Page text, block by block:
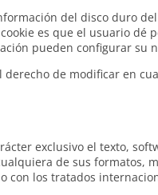
del disco duro
es que el usuario dé
pueden configurar su
derecho de modificar en
exclusivo el texto,
de sus formatos,
con los tratados